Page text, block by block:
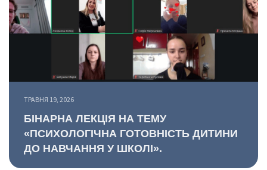
ТРАВНЯ 19, 2026
БІНАРНА ЛЕКЦІЯ НА ТЕМУ
«ПСИХОЛОГІЧНА ГОТОВНІСТЬ ДИТИНИ
ДО НАВЧАННЯ У ШКОЛІ».